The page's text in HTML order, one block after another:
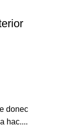
donec
hac....